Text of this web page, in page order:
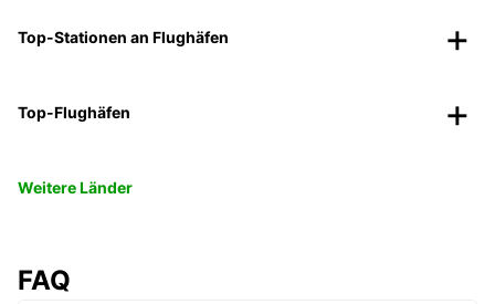
Top-Stationen an Flughäfen
Top-Flughäfen
Weitere Länder
FAQ